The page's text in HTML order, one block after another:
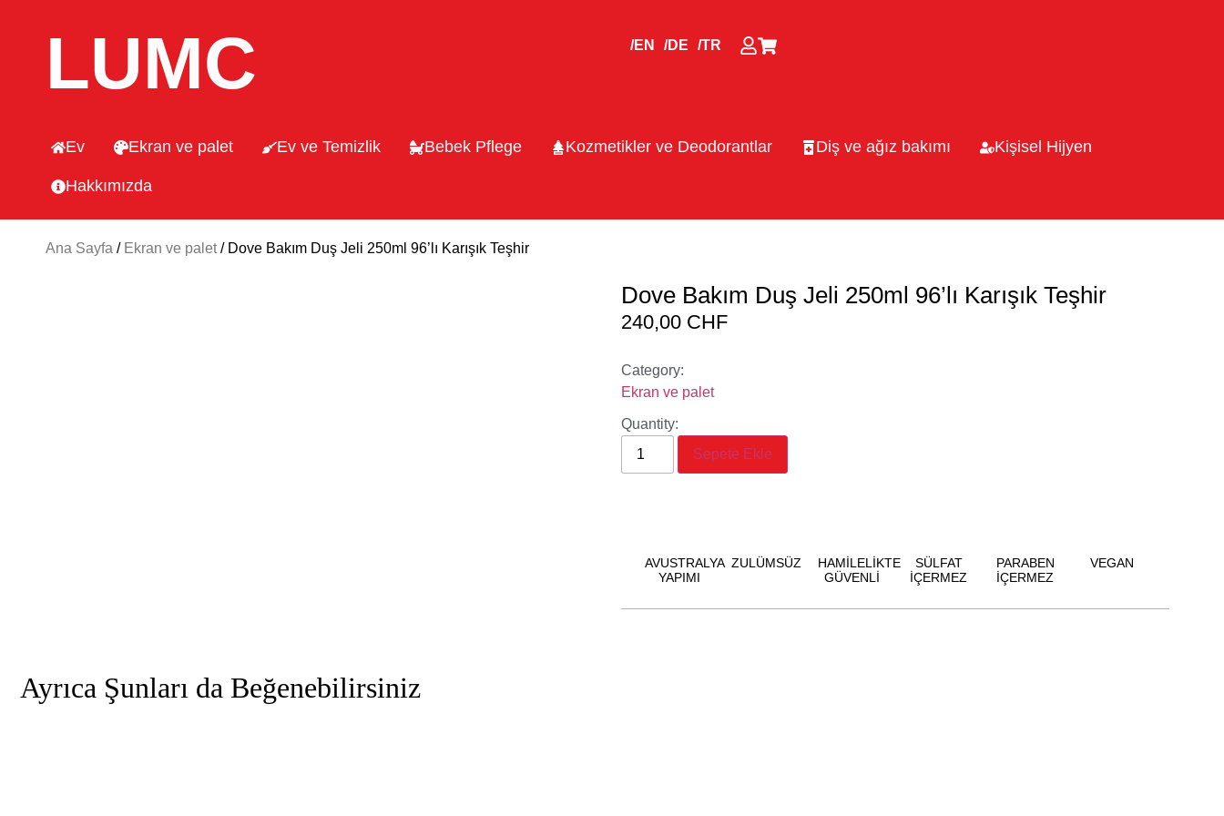
LUMC /EN /DE /TR
Ev Ekran ve palet Ev ve Temizlik Bebek Pflege Kozmetikler ve Deodorantlar Diş ve ağız bakımı Kişisel Hijyen
Hakkımızda
Ana Sayfa / Ekran ve palet/ Dove Bakım Duş Jeli 250ml 96’lı Karışık Teşhir
Dove Bakım Duş Jeli 250ml 96’lı Karışık Teşhir
240,00 CHF
Category:
Ekran ve palet
Quantity:
Sepete Ekle
AVUSTRALYA
YAPIMI
ZULÜMSÜZ
HAMİLELİKTE
GÜVENLİ
SÜLFAT
İÇERMEZ
PARABEN
İÇERMEZ
VEGAN
Ayrıca Şunları da Beğenebilirsiniz